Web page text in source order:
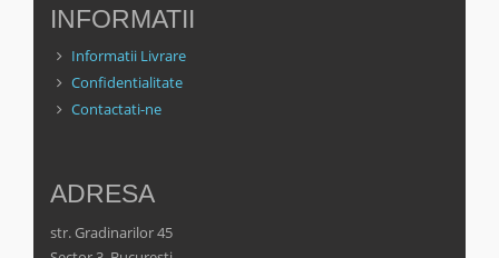
INFORMATII
Informatii Livrare
Confidentialitate
Contactati-ne
ADRESA
str. Gradinarilor 45